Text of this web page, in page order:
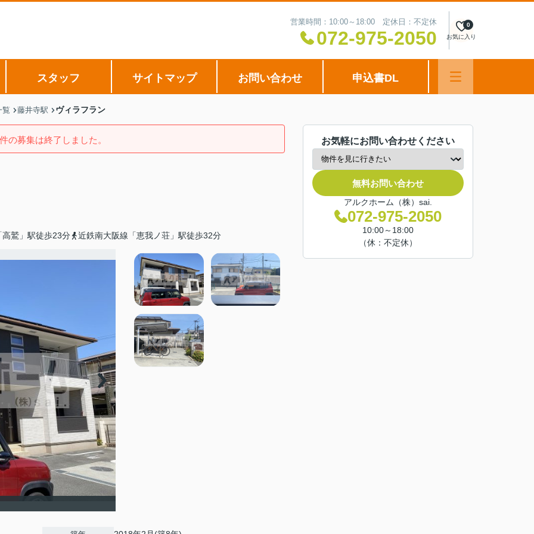
営業時間：10:00～18:00 定休日：不定休
072-975-2050 お気に入り
0
スタッフ サイトマップ お問い合わせ 申込書DL
覧 藤井寺駅 ヴィラフラン
の募集は終了しました。
鷲」駅徒歩23分 近鉄南大阪線「恵我ノ荘」駅徒歩32分
お気軽にお問い合わせください
無料お問い合わせ
アルクホーム（株）sai.
072-975-2050
10:00～18:00
（休：不定休）